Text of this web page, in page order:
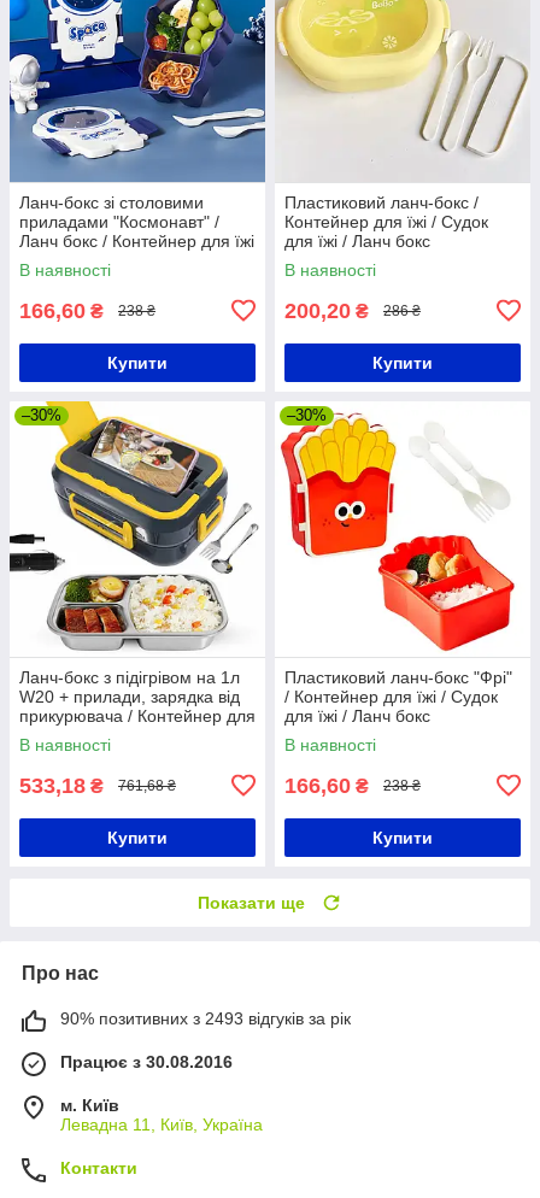
Ланч-бокс зі столовими
приладами "Космонавт" /
Ланч бокс / Контейнер для їжі
/ Судок для їжі
В наявності
166,60 ₴ 238 ₴
Купити
Пластиковий ланч-бокс /
Контейнер для їжі / Судок
для їжі / Ланч бокс
В наявності
200,20 ₴ 286 ₴
Купити
–30%
Ланч-бокс з підігрівом на 1л
W20 + прилади, зарядка від
прикурювача / Контейнер для
їжі на 3 відділення
В наявності
533,18 ₴ 761,68 ₴
Купити
–30%
Пластиковий ланч-бокс "Фрі"
/ Контейнер для їжі / Судок
для їжі / Ланч бокс
В наявності
166,60 ₴ 238 ₴
Купити
Показати ще
Про нас
90% позитивних з 2493 відгуків за рік
Працює з 30.08.2016
м. Київ
Левадна 11, Київ, Україна
Контакти